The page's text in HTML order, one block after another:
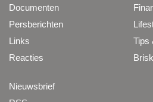
Documenten
Persberichten
Links
Reacties
Tips
Nieuwsbrief